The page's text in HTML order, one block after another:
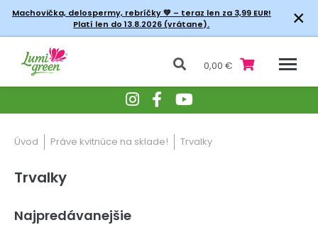
Machovička, delospermy, rebríčky💚 – teraz len za 3,99 EUR!
Platí len do 13.8.2026 (vrátane).
×
0,00 €
Úvod Práve kvitnúce na sklade! Trvalky
Trvalky
Najpredávanejšie